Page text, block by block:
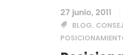
27 junio, 2011
BLOG,